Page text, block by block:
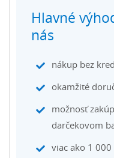
Hlavné
nás
nákup bez
okamžité
možnosť
darčekovom
viac ako 1